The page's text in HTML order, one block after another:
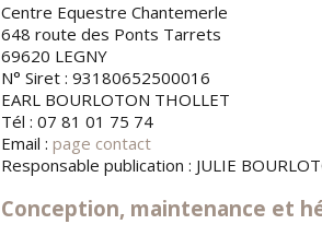
Centre Equestre Chantemerle
648 route des Ponts Tarrets
69620 LEGNY
N° Siret : 93180652500016
EARL BOURLOTON THOLLET
Tél : 07 81 01 75 74
Email : page contact
Responsable publication : JULIE
Conception, maintenance et